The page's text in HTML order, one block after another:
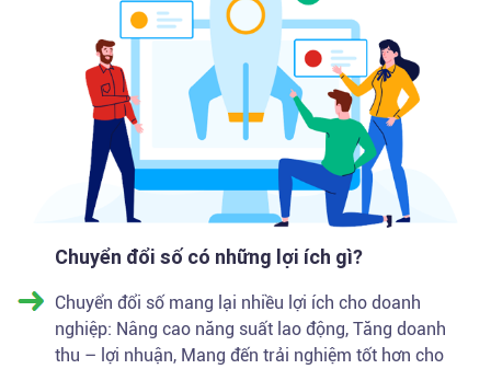
Chuyển đổi số có những lợi ích gì?
Chuyển đổi số mang lại nhiều lợi ích cho doanh
nghiệp: Nâng cao năng suất lao động, Tăng doanh
thu – lợi nhuận, Mang đến trải nghiệm tốt hơn cho